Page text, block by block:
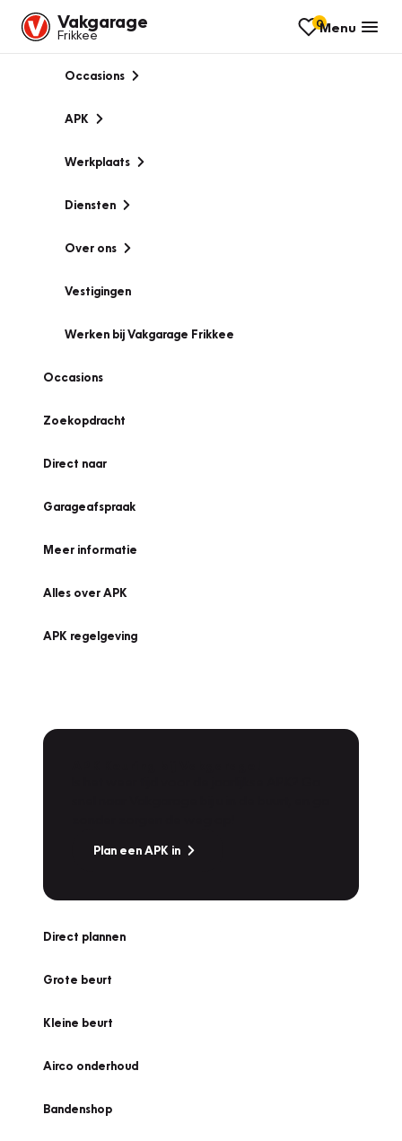
Vakgarage
Frikkee
0Menu
Occasions
APK
Werkplaats
Diensten
Over ons
Vestigingen
Werken bij Vakgarage Frikkee
Occasions
Zoekopdracht
Direct naar
Garageafspraak
Meer informatie
Alles over APK
APK regelgeving
Plan een APK in
Direct plannen
Grote beurt
Kleine beurt
Airco onderhoud
Bandenshop